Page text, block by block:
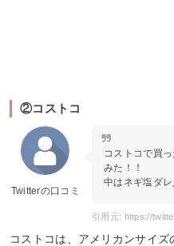
②コストコ
Twitterの口コミ
コストコで買
みた！！
中はネギ塩ダレ
コストコは、アメリカンサイ